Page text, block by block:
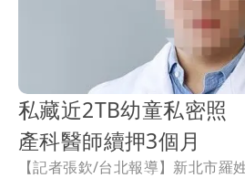
私藏近2TB幼童私密照
產科醫師續押3個月
【記者張欽/台北報導】新北市羅